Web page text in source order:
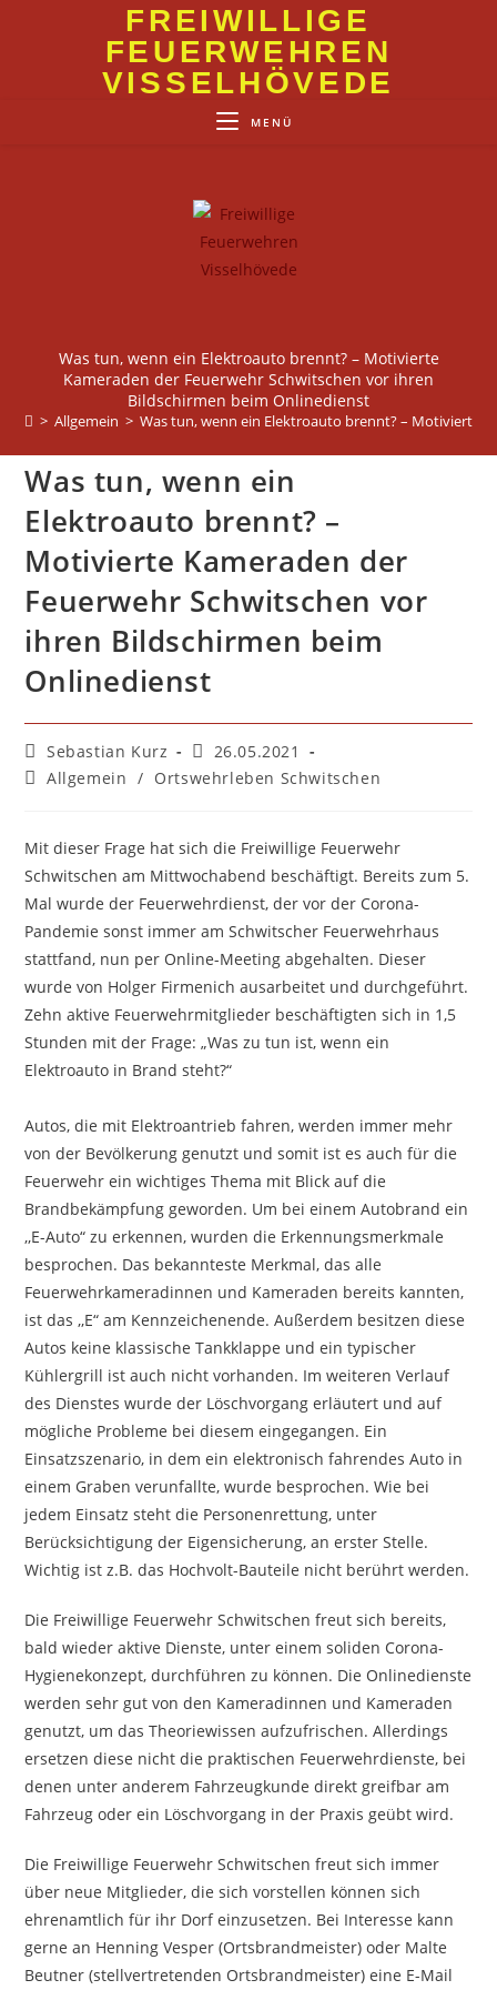
FREIWILLIGE
FEUERWEHREN
VISSELHÖVEDE
MENÜ
Was tun, wenn ein Elektroauto brennt? – Motivierte
Kameraden der Feuerwehr Schwitschen vor ihren
Bildschirmen beim Onlinedienst
> Allgemein > Was tun, wenn ein Elektroauto brennt? – Motivierte
Was tun, wenn ein
Elektroauto brennt? –
Motivierte Kameraden der
Feuerwehr Schwitschen vor
ihren Bildschirmen beim
Onlinedienst
Beitrags-
Autor:
Sebastian Kurz
Beitrag
veröffentlicht:
26.05.2021
Beitrags-
Allgemein / Ortswehrleben Schwitschen
Mit dieser Frage hat sich die Freiwillige Feuerwehr
Schwitschen am Mittwochabend beschäftigt. Bereits zum 5.
Mal wurde der Feuerwehrdienst, der vor der Corona-
Pandemie sonst immer am Schwitscher Feuerwehrhaus
stattfand, nun per Online-Meeting abgehalten. Dieser
wurde von Holger Firmenich ausarbeitet und durchgeführt.
Zehn aktive Feuerwehrmitglieder beschäftigten sich in 1,5
Stunden mit der Frage: „Was zu tun ist, wenn ein
Elektroauto in Brand steht?“
Autos, die mit Elektroantrieb fahren, werden immer mehr
von der Bevölkerung genutzt und somit ist es auch für die
Feuerwehr ein wichtiges Thema mit Blick auf die
Brandbekämpfung geworden. Um bei einem Autobrand ein
,,E-Auto“ zu erkennen, wurden die Erkennungsmerkmale
besprochen. Das bekannteste Merkmal, das alle
Feuerwehrkameradinnen und Kameraden bereits kannten,
ist das ,,E“ am Kennzeichenende. Außerdem besitzen diese
Autos keine klassische Tankklappe und ein typischer
Kühlergrill ist auch nicht vorhanden. Im weiteren Verlauf
des Dienstes wurde der Löschvorgang erläutert und auf
mögliche Probleme bei diesem eingegangen. Ein
Einsatzszenario, in dem ein elektronisch fahrendes Auto in
einem Graben verunfallte, wurde besprochen. Wie bei
jedem Einsatz steht die Personenrettung, unter
Berücksichtigung der Eigensicherung, an erster Stelle.
Wichtig ist z.B. das Hochvolt-Bauteile nicht berührt werden.
Die Freiwillige Feuerwehr Schwitschen freut sich bereits,
bald wieder aktive Dienste, unter einem soliden Corona-
Hygienekonzept, durchführen zu können. Die Onlinedienste
werden sehr gut von den Kameradinnen und Kameraden
genutzt, um das Theoriewissen aufzufrischen. Allerdings
ersetzen diese nicht die praktischen Feuerwehrdienste, bei
denen unter anderem Fahrzeugkunde direkt greifbar am
Fahrzeug oder ein Löschvorgang in der Praxis geübt wird.
Die Freiwillige Feuerwehr Schwitschen freut sich immer
über neue Mitglieder, die sich vorstellen können sich
ehrenamtlich für ihr Dorf einzusetzen. Bei Interesse kann
gerne an Henning Vesper (Ortsbrandmeister) oder Malte
Beutner (stellvertretenden Ortsbrandmeister) eine E-Mail